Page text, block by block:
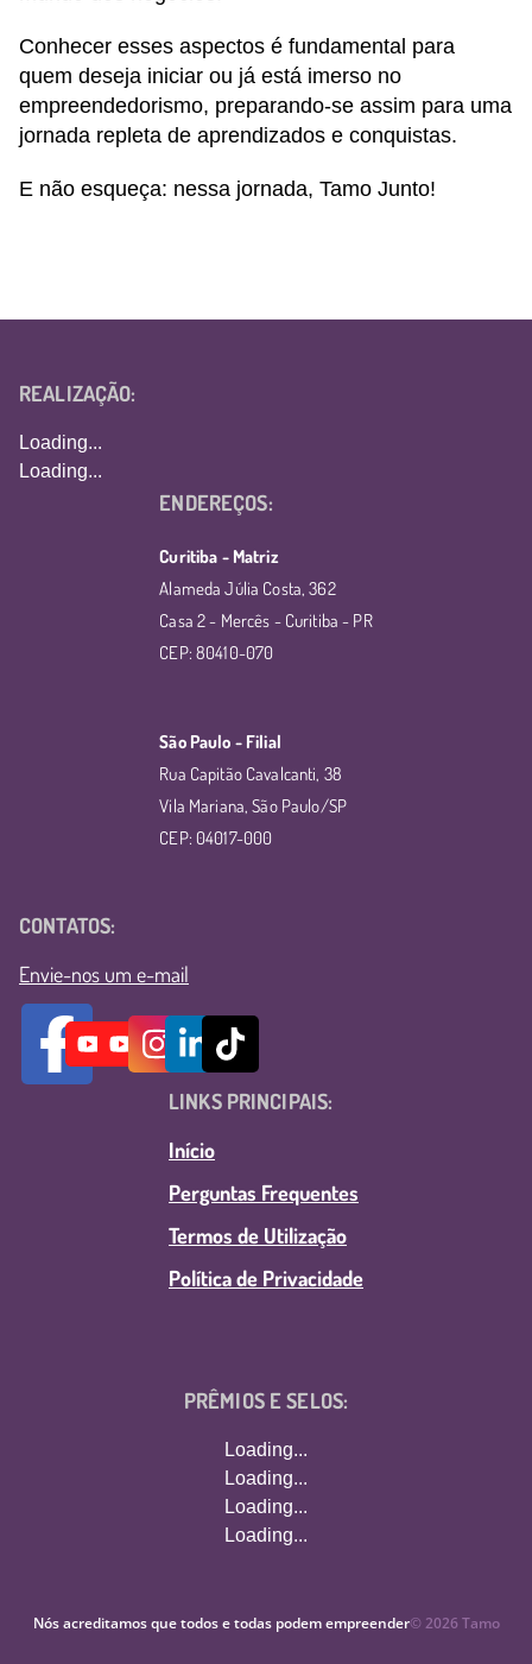
Conhecer esses aspectos é fundamental para
quem deseja iniciar ou já está imerso no
empreendedorismo, preparando-se assim para uma
jornada repleta de aprendizados e conquistas.
E não esqueça: nessa jornada, Tamo Junto!
REALIZAÇÃO:
Loading...
Loading...
ENDEREÇOS:
Curitiba - Matriz
Alameda Júlia Costa, 362
Casa 2 - Mercês - Curitiba - PR
CEP: 80410-070
São Paulo - Filial
Rua Capitão Cavalcanti, 38
Vila Mariana, São Paulo/SP
CEP: 04017-000
CONTATOS:
Envie-nos um e-mail
LINKS PRINCIPAIS:
Início
Perguntas Frequentes
Termos de Utilização
Política de Privacidade
PRÊMIOS E SELOS:
Loading...
Loading...
Loading...
Loading...
Nós acreditamos que todos e todas podem empreender© 2026 Tamo